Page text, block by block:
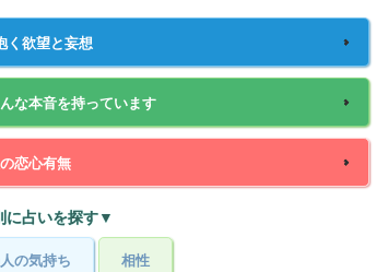
く欲望と妄想
な本音を持っています
恋心有無
に占いを探す▼
の気持ち 相性